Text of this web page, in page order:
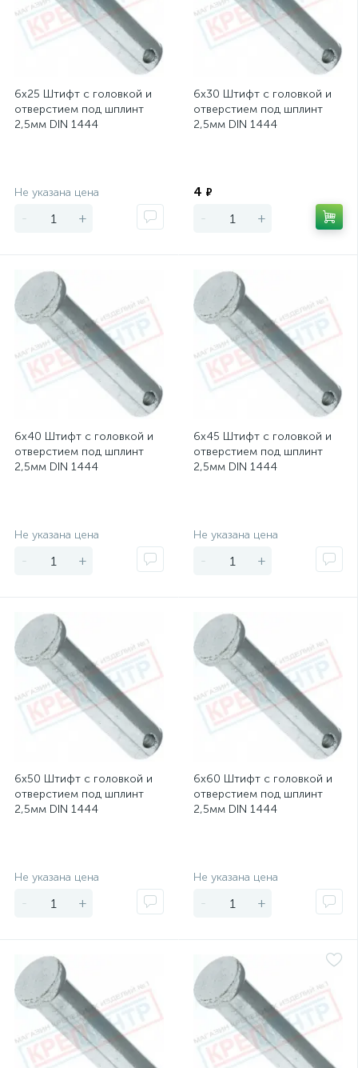
6х25 Штифт с головкой и
отверстием под шплинт
2,5мм DIN 1444
Не указана цена
- +
6х30 Штифт с головкой и
отверстием под шплинт
2,5мм DIN 1444
4 ₽
- +
6х40 Штифт с головкой и
отверстием под шплинт
2,5мм DIN 1444
Не указана цена
- +
6х45 Штифт с головкой и
отверстием под шплинт
2,5мм DIN 1444
Не указана цена
- +
6х50 Штифт с головкой и
отверстием под шплинт
2,5мм DIN 1444
Не указана цена
- +
6х60 Штифт с головкой и
отверстием под шплинт
2,5мм DIN 1444
Не указана цена
- +